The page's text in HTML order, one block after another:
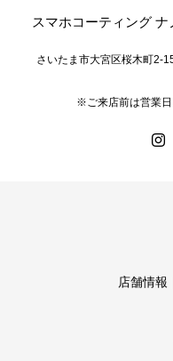
スマホコーティング
さいたま市大宮区桜木町2-
※ご来店前は営業日
店舗情報